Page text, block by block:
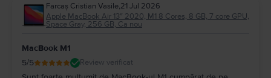
Farcaș Cristian Vasile,21 Jul 2026
Apple MacBook Air 13″ 2020, M1 8 Cores, 8 GB, 7 core GPU,
Space Gray, 256 GB, Ca nou
MacBook M1
5/5 Review verificat